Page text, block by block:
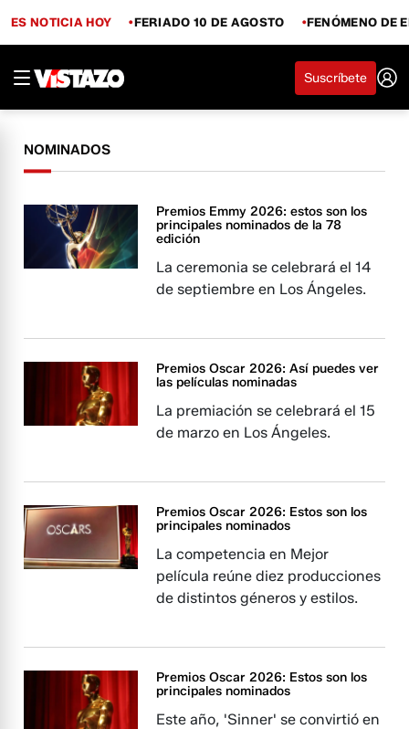
ES NOTICIA HOY FERIADO 10 DE AGOSTO FENÓMENO DE
Suscríbete
NOMINADOS
Premios Emmy 2026: estos son los
principales nominados de la 78
edición
La ceremonia se celebrará el 14
de septiembre en Los Ángeles.
Premios Oscar 2026: Así puedes ver
las películas nominadas
La premiación se celebrará el 15
de marzo en Los Ángeles.
Premios Oscar 2026: Estos son los
principales nominados
La competencia en Mejor
película reúne diez producciones
de distintos géneros y estilos.
Premios Oscar 2026: Estos son los
principales nominados
Este año, 'Sinner' se convirtió en